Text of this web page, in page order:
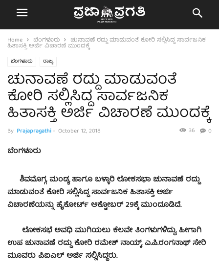
Home ಬೆಂಗಳೂರು ಚುನಾವಣೆ ರದ್ದು ಮಾಡುವಂತೆ ಕೋರಿ ಸಲ್ಲಿಸಿದ್ದ ಸಾರ್ವಜನಿಕ
ಹಿತಾಸಕ್ತಿ ಅರ್ಜಿ ವಿಚಾರಣೆ ಮುಂದಕ್ಕೆ
ಬೆಂಗಳೂರು ರಾಜ್ಯ
ಚುನಾವಣೆ ರದ್ದು ಮಾಡುವಂತೆ
ಕೋರಿ ಸಲ್ಲಿಸಿದ್ದ ಸಾರ್ವಜನಿಕ
ಹಿತಾಸಕ್ತಿ ಅರ್ಜಿ ವಿಚಾರಣೆ ಮುಂದಕ್ಕೆ
By Prajapragathi- October 12, 2018 0
36
ಬೆಂಗಳೂರು
ಶಿವಮೊಗ್ಗ, ಮಂಡ್ಯ ಹಾಗೂ ಬಳ್ಳಾರಿ ಲೋಕಸಭಾ ಚುನಾವಣೆ ರದ್ದು
ಮಾಡುವಂತೆ ಕೋರಿ ಸಲ್ಲಿಸಿದ್ದ ಸಾರ್ವಜನಿಕ ಹಿತಾಸಕ್ತಿ ಅರ್ಜಿ
ವಿಚಾರಣೆಯನ್ನು ಹೈಕೋರ್ಟ್ ಅಕ್ಟೋಬರ್ 29ಕ್ಕೆ ಮುಂದೂಡಿದೆ.
ಲೋಕಸಭೆ ಅವಧಿ ಮುಗಿಯಲು ಕೆಲವೇ ತಿಂಗಳುಗಳಿದ್ದು, ಹೀಗಾಗಿ
ಉಪ ಚುನಾವಣೆ ರದ್ದು ಕೋರಿ ರಮೇಶ್ ನಾಯ್ಕ್, ಎ.ಪಿ.ರಂಗನಾಥ್ ಸೇರಿ
ಮೂವರು ಪಿಐಎಲ್ ಅರ್ಜಿ ಸಲ್ಲಿಸಿದ್ದರು.